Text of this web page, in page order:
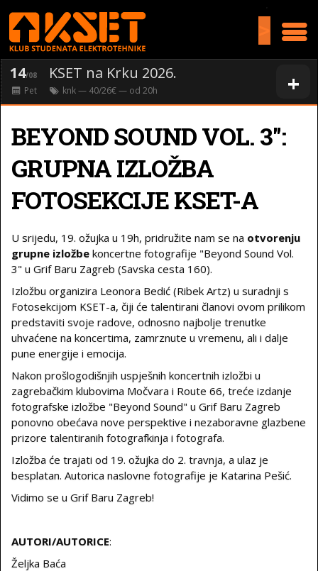
+
14/08 KSET na Krku 2026.
Pet knk— 40/26€ — od 20h
BEYOND SOUND VOL. 3":
GRUPNA IZLOŽBA
FOTOSEKCIJE KSET-A
U srijedu, 19. ožujka u 19h, pridružite nam se na otvorenju
grupne izložbe koncertne fotografije "Beyond Sound Vol.
3" u Grif Baru Zagreb (Savska cesta 160).
Izložbu organizira Leonora Bedić (Ribek Artz) u suradnji s
Fotosekcijom KSET-a, čiji će talentirani članovi ovom prilikom
predstaviti svoje radove, odnosno najbolje trenutke
uhvaćene na koncertima, zamrznute u vremenu, ali i dalje
pune energije i emocija.
Nakon prošlogodišnjih uspješnih koncertnih izložbi u
zagrebačkim klubovima Močvara i Route 66, treće izdanje
fotografske izložbe "Beyond Sound" u Grif Baru Zagreb
ponovno obećava nove perspektive i nezaboravne glazbene
prizore talentiranih fotografkinja i fotografa.
Izložba će trajati od 19. ožujka do 2. travnja, a ulaz je
besplatan. Autorica naslovne fotografije je Katarina Pešić.
Vidimo se u Grif Baru Zagreb!
AUTORI/AUTORICE:
Željka Baća